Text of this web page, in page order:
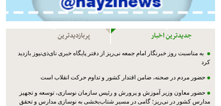
جدیدترین اخبار پربازدیدترین
به مناسبت روز خبرنگار امام جمعه نی‌ریز از دفتر پایگاه خبری نای‌ذی‌نیوز بازدید
کرد
حضور مردم در صحنه، ضامن اقتدار کشور و تداوم حرکت انقلاب است
حضور معاون وزیر آموزش و پرورش و رئیس سازمان نوسازی، توسعه و تجهیز
مدارس کشور در نی‌ریز؛ گامی در مسیر شتاب‌بخشی به نوسازی مدارس و تحقق